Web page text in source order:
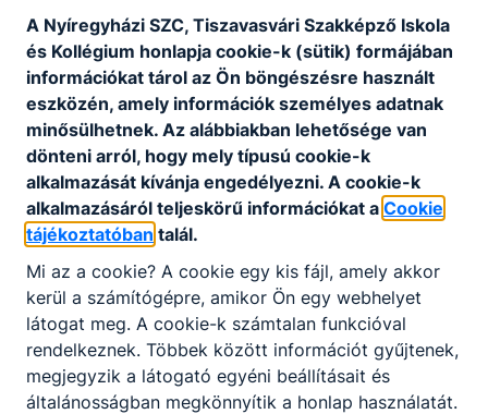
Végzőseink ma
útra keltek.
Meghatottsággal
néztük végig,
ahogy a
feldíszített
osztálytermekből
kilépve, vállukon
a tarisznyával,
énekelve
körbejárták az
épületet. A
tarisznyában ott
lapul a pogácsa,
a só és a föld, de
ami ennél is
fontosabb: ott
Partn
erein
k
A Nyíregyházi SZC, Tiszavasvári Szakképző Iskola
és Kollégium honlapja cookie-k (sütik) formájában
információkat tárol az Ön böngészésre használt
eszközén, amely információk személyes adatnak
minősülhetnek. Az alábbiakban lehetősége van
dönteni arról, hogy mely típusú cookie-k
alkalmazását kívánja engedélyezni. A cookie-k
alkalmazásáról teljeskörű információkat a Cookie
tájékoztatóban talál.
Mi az a cookie? A cookie egy kis fájl, amely akkor
kerül a számítógépre, amikor Ön egy webhelyet
látogat meg. A cookie-k számtalan funkcióval
rendelkeznek. Többek között információt gyűjtenek,
megjegyzik a látogató egyéni beállításait és
általánosságban megkönnyítik a honlap használatát.